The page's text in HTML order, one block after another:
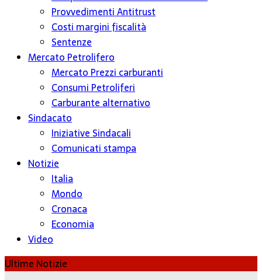
Provvedimenti Antitrust
Costi margini fiscalità
Sentenze
Mercato Petrolifero
Mercato Prezzi carburanti
Consumi Petroliferi
Carburante alternativo
Sindacato
Iniziative Sindacali
Comunicati stampa
Notizie
Italia
Mondo
Cronaca
Economia
Video
Ultime Notizie